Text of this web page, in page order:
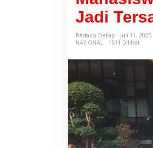
Jadi
Redaksi Derap
Juli 11, 2025
NASIONAL
1511 Dilihat